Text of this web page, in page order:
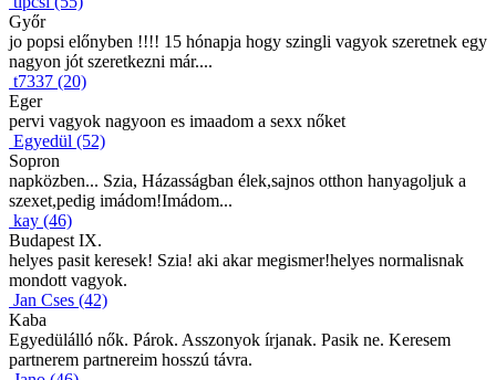
Győr
jo popsi előnyben !!!! 15 hónapja hogy szingli vagyok szeretnek egy
nagyon jót szeretkezni már....
t7337 (20)
Eger
pervi vagyok nagyoon es imaadom a sexx nőket
Egyedül (52)
Sopron
napközben... Szia, Házasságban élek,sajnos otthon hanyagoljuk a
szexet,pedig imádom!Imádom...
kay (46)
Budapest IX.
helyes pasit keresek! Szia! aki akar megismer!helyes normalisnak
mondott vagyok.
Jan Cses (42)
Kaba
Egyedülálló nők. Párok. Asszonyok írjanak. Pasik ne. Keresem
partnerem partnereim hosszú távra.